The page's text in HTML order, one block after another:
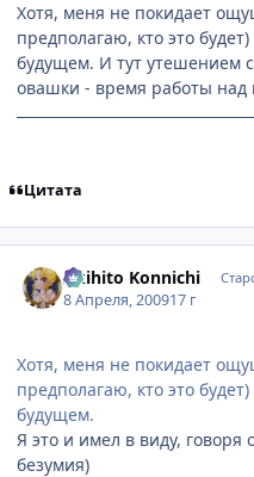
Хотя, меня не покидает
предполагаю, кто это
будущем. И тут утешением
овашки - время работы над
Цитата
Akihito Konnichi
8 Апреля, 200917 г
Хотя, меня не покидает
предполагаю, кто это
будущем.
Я это и имел в виду,
безумия)